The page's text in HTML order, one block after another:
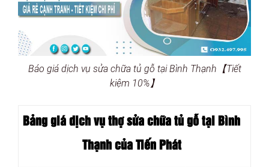
Báo giá dịch vụ sửa chữa tủ gỗ tại Bình Thạnh【Tiết
kiệm 10%】
Bảng giá dịch vụ thợ sửa chữa tủ gỗ tại Bình
Thạnh của Tiến Phát